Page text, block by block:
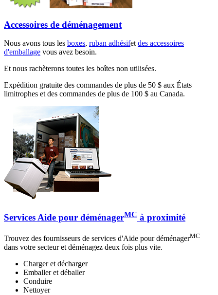
Accessoires de déménagement
Nous avons tous les boxes, ruban adhésifetdes accessoires
d'emballage vous avez besoin.
Et nous rachèterons toutes les boîtes non utilisées.
Expédition gratuite des commandes de plus de 50 $ aux États
limitrophes et des commandes de plus de 100 $ au Canada.
Services Aide pour déménagerMC à proximité
Trouvez des fournisseurs de services d'Aide pour déménagerMC
dans votre secteur et déménagez deux fois plus vite.
Charger et décharger
Emballer et déballer
Conduire
Nettoyer